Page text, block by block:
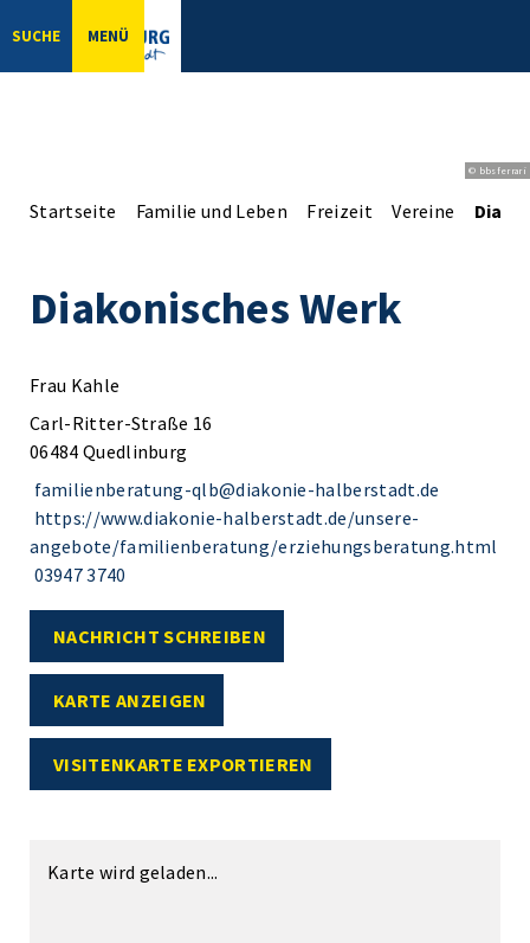
SUCHE MENÜ
© bbsferrari
Startseite Familie und Leben Freizeit Vereine
Diakonisches Werk
Frau Kahle
Carl-Ritter-Straße 16
06484 Quedlinburg
familienberatung-qlb@diakonie-halberstadt.de
https://www.diakonie-halberstadt.de/unsere-
angebote/familienberatung/erziehungsberatung.html
03947 3740
NACHRICHT SCHREIBEN
KARTE ANZEIGEN
VISITENKARTE EXPORTIEREN
Karte wird geladen...